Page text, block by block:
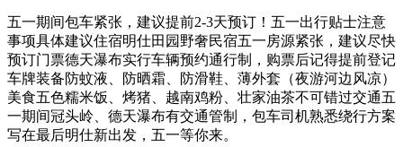
五一期间包车紧张，建议提前2-3天预订！五一出行贴士注意
事项具体建议住宿明仕田园野奢民宿五一房源紧张，建议尽快
预订门票德天瀑布实行车辆预约通行制，购票后记得提前登记
车牌装备防蚊液、防晒霜、防滑鞋、薄外套（夜游河边风凉）
美食五色糯米饭、烤猪、越南鸡粉、壮家油茶不可错过交通五
一期间冠头岭、德天瀑布有交通管制，包车司机熟悉绕行方案
写在最后明仕新出发，五一等你来。